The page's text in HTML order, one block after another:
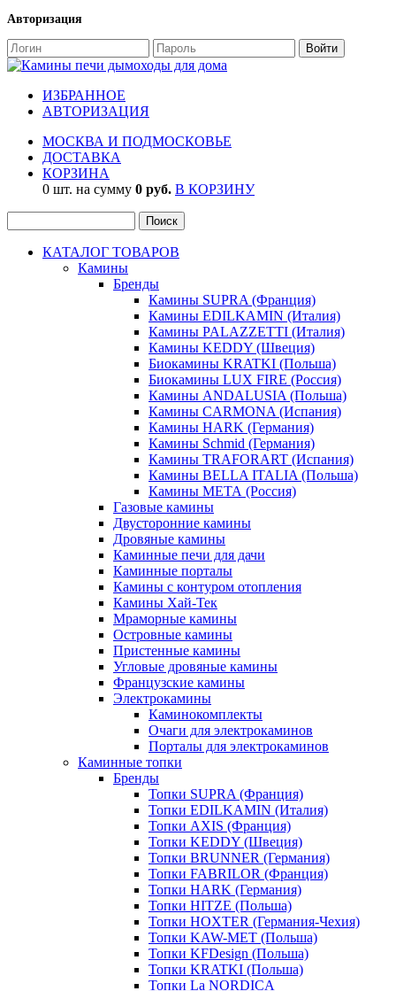
Авторизация
ИЗБРАННОЕ
АВТОРИЗАЦИЯ
МОСКВА И ПОДМОСКОВЬЕ
ДОСТАВКА
КОРЗИНА
0 шт. на сумму 0 руб. В КОРЗИНУ
КАТАЛОГ ТОВАРОВ
Камины
Бренды
Камины SUPRA (Франция)
Камины EDILKAMIN (Италия)
Камины PALAZZETTI (Италия)
Камины KEDDY (Швеция)
Биокамины KRATKI (Польша)
Биокамины LUX FIRE (Россия)
Камины ANDALUSIA (Польша)
Камины CARMONA (Испания)
Камины HARK (Германия)
Камины Schmid (Германия)
Камины TRAFORART (Испания)
Камины BELLA ITALIA (Польша)
Камины МЕТА (Россия)
Газовые камины
Двусторонние камины
Дровяные камины
Каминные печи для дачи
Каминные порталы
Камины с контуром отопления
Камины Хай-Тек
Мраморные камины
Островные камины
Пристенные камины
Угловые дровяные камины
Французские камины
Электрокамины
Каминокомплекты
Очаги для электрокаминов
Порталы для электрокаминов
Каминные топки
Бренды
Топки SUPRA (Франция)
Топки EDILKAMIN (Италия)
Топки AXIS (Франция)
Топки KEDDY (Швеция)
Топки BRUNNER (Германия)
Топки FABRILOR (Франция)
Топки HARK (Германия)
Топки HITZE (Польша)
Топки HOXTER (Германия-Чехия)
Топки KAW-MET (Польша)
Топки KFDesign (Польша)
Топки KRATKI (Польша)
Топки La NORDICA